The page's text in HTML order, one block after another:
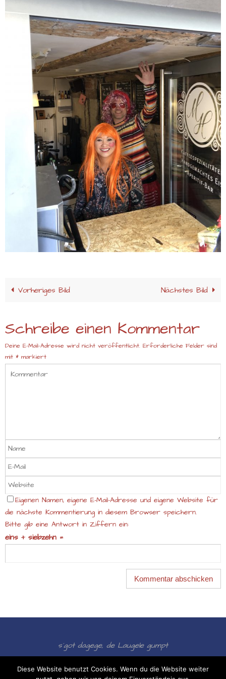
Vorheriges Bild Nächstes Bild
Schreibe einen Kommentar
Deine E-Mail-Adresse wird nicht veröffentlicht. Erforderliche Felder sind
mit * markiert
Eigenen Namen, eigene E-Mail-Adresse und eigene Website für
die nächste Kommentierung in diesem Browser speichern.
Bitte gib eine Antwort in Ziffern ein:
eins + siebzehn =
s´got dagege, de Laugele gumpt
Präsentiert vonNirvana& WordPress.
Diese Website benutzt Cookies. Wenn du die Website weiter